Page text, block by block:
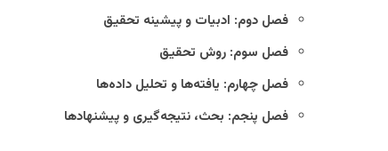
فصل دوم: ادبیات و پیشینه تحقیق
فصل سوم: روش تحقیق
فصل چهارم: یافته‌ها و تحلیل داده‌ها
فصل پنجم: بحث، نتیجه‌گیری و پیشنهادها